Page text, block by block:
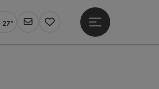
Aktuelles Wetter Linz, sonnig
27°
Newsletter
Merkzettel
Hauptmenü öffnen